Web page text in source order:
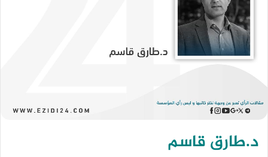
د.طارق قاسم